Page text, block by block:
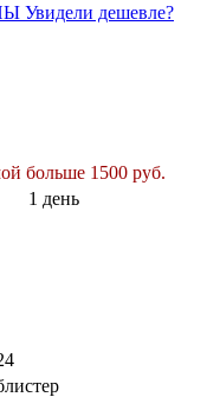
Увидели дешевле?
больше 1500 руб.
1 день